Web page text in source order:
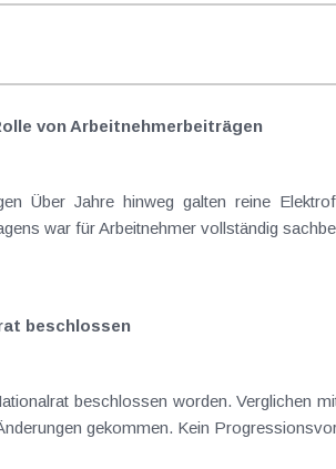
von Arbeitnehmer​­beiträgen
Über Jahre hinweg galten reine
war für Arbeitnehmer vollständig
beschlossen
beschlossen worden. Verglichen
gekommen. Kein